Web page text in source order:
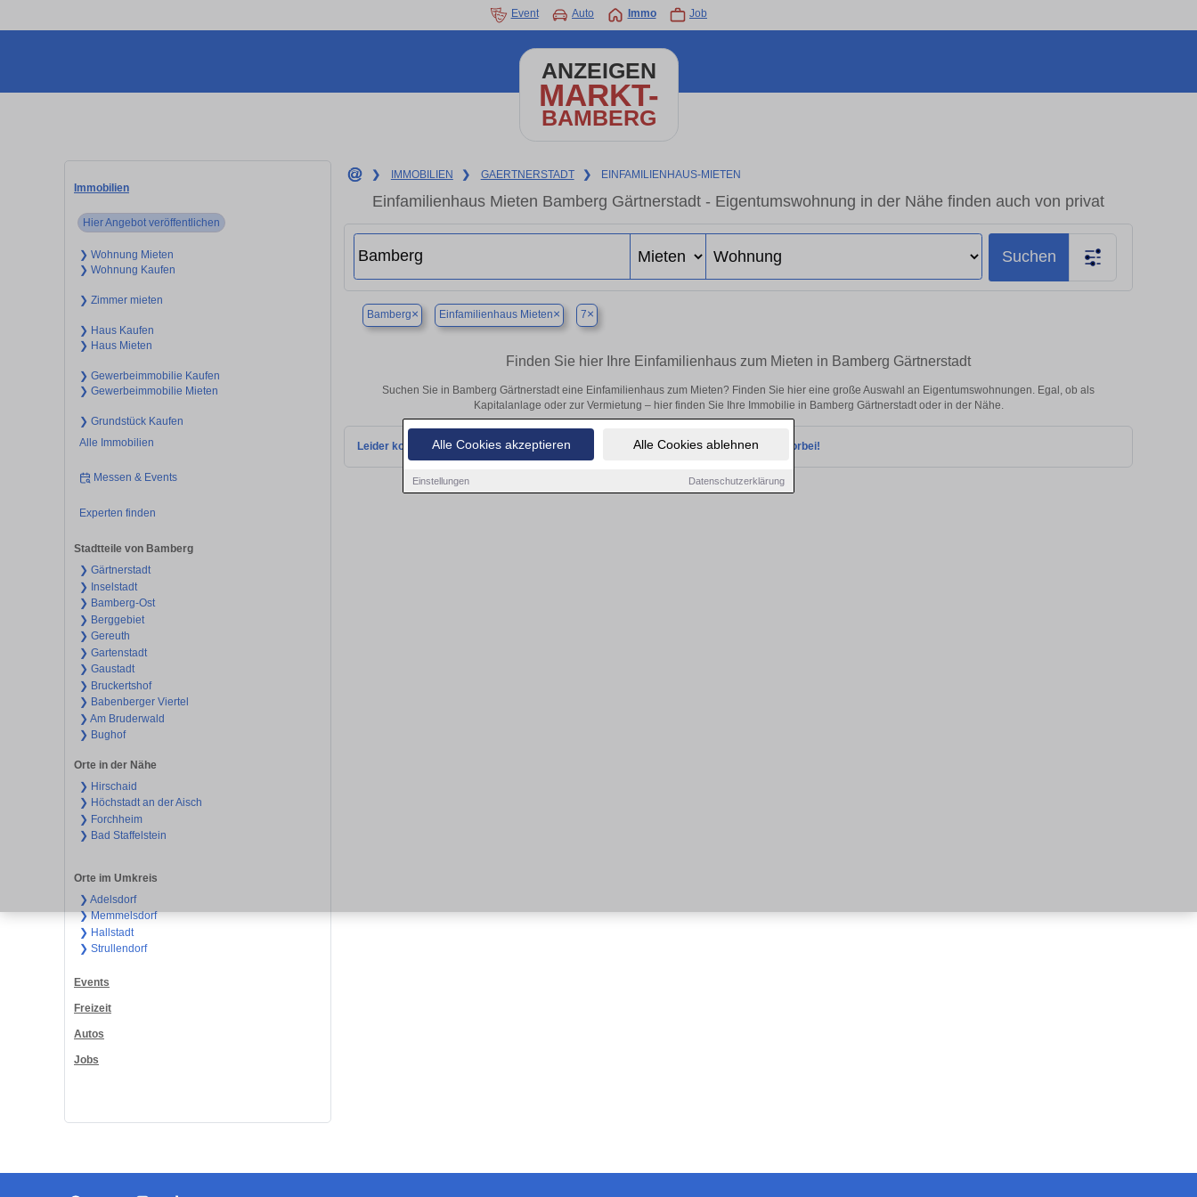
Alle Cookies akzeptieren Alle Cookies ablehnen
Einstellungen Datenschutzerklärung
Event Auto Immo Job
ANZEIGEN
MARKT-
BAMBERG
Immobilien
Hier Angebot veröffentlichen
❯ Wohnung Mieten
❯ Wohnung Kaufen
❯ Zimmer mieten
❯ Haus Kaufen
❯ Haus Mieten
❯ Gewerbeimmobilie Kaufen
❯ Gewerbeimmobilie Mieten
❯ Grundstück Kaufen
Alle Immobilien
Messen & Events
Experten finden
Stadtteile von Bamberg
❯ Gärtnerstadt
❯ Inselstadt
❯ Bamberg-Ost
❯ Berggebiet
❯ Gereuth
❯ Gartenstadt
❯ Gaustadt
❯ Bruckertshof
❯ Babenberger Viertel
❯ Am Bruderwald
❯ Bughof
Orte in der Nähe
❯ Hirschaid
❯ Höchstadt an der Aisch
❯ Forchheim
❯ Bad Staffelstein
Orte im Umkreis
❯ Adelsdorf
❯ Memmelsdorf
❯ Hallstadt
❯ Strullendorf
Events
Freizeit
Autos
Jobs
❯ IMMOBILIEN ❯ GAERTNERSTADT ❯ EINFAMILIENHAUS-MIETEN
Einfamilienhaus Mieten Bamberg Gärtnerstadt - Eigentumswohnung in der Nähe finden auch von privat
Suchen
Bamberg× Einfamilienhaus Mieten× 7×
Finden Sie hier Ihre Einfamilienhaus zum Mieten in Bamberg Gärtnerstadt
Suchen Sie in Bamberg Gärtnerstadt eine Einfamilienhaus zum Mieten? Finden Sie hier eine große Auswahl an Eigentumswohnungen. Egal, ob als
Kapitalanlage oder zur Vermietung – hier finden Sie Ihre Immobilie in Bamberg Gärtnerstadt oder in der Nähe.
Leider konnten wir derzeit keine passenden Objekte finden. Schauen Sie bald wieder vorbei!